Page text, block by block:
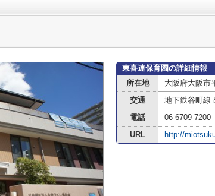
東喜連保育園の詳細情報
所在地
大阪府大阪市
交通
地下鉄谷町線
電話
06-6709-7200
URL
http://